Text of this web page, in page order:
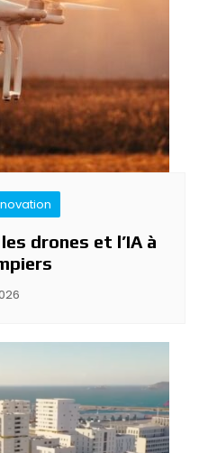
drones et l’IA à